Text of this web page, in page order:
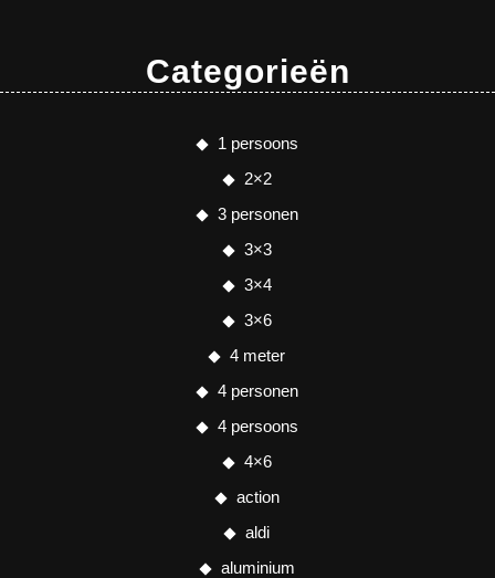
Categorieën
1 persoons
2×2
3 personen
3×3
3×4
3×6
4 meter
4 personen
4 persoons
4×6
action
aldi
aluminium